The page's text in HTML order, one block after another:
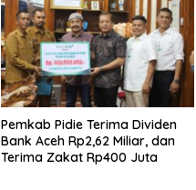
Pemkab Pidie Terima Dividen
Bank Aceh Rp2,62 Miliar, dan
Terima Zakat Rp400 Juta